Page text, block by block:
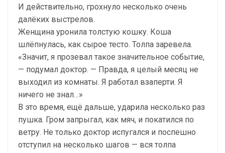
И действительно, грохнуло несколько очень
далёких выстрелов.
Женщина уронила толстую кошку. Коша
шлёпнулась, как сырое тесто. Толпа заревела.
«Значит, я прозевал такое значительное событие,
— подумал доктор. — Правда, я целый месяц не
выходил из комнаты. Я работал взаперти. Я
ничего не знал…»
В это время, ещё дальше, ударила несколько раз
пушка. Гром запрыгал, как мяч, и покатился по
ветру. Не только доктор испугался и поспешно
отступил на несколько шагов — вся толпа